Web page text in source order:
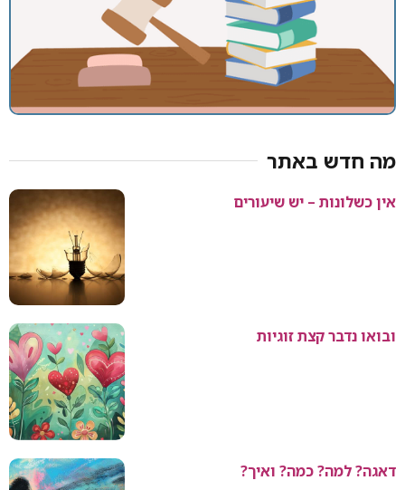
מה חדש באתר
אין כשלונות – יש שיעורים
ובואו נדבר קצת זוגיות
דאגה? למה? כמה? ואיך?